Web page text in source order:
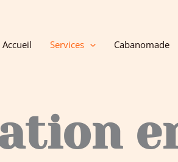
Accueil Services Cabanomade